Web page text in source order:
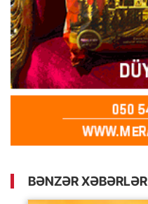
BƏNZƏR XƏBƏRLƏR